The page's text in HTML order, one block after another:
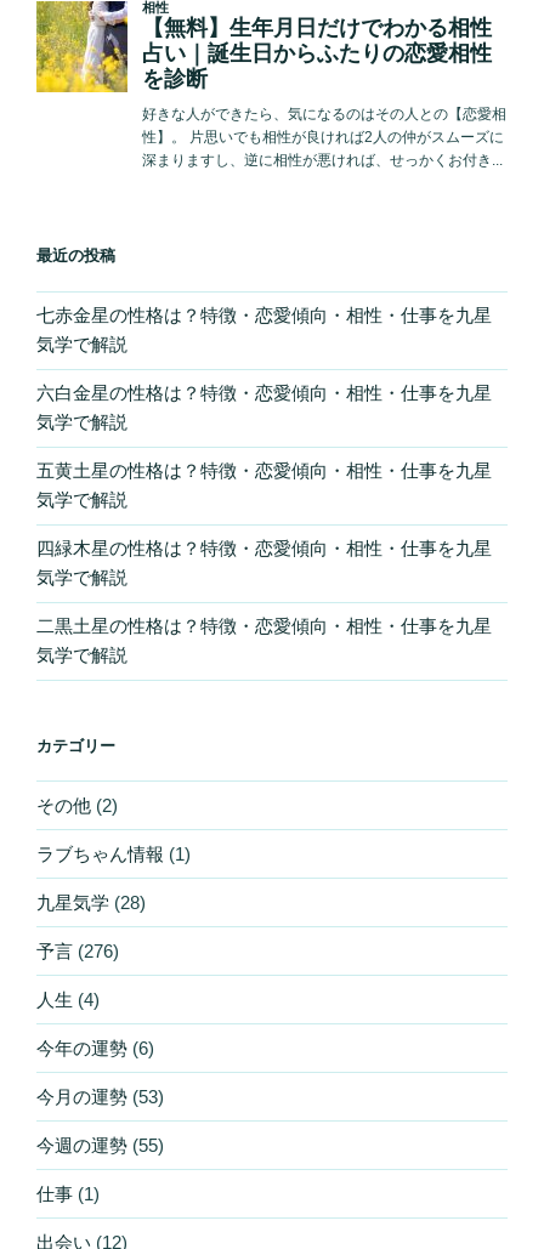
最近の投稿
七赤金星の性格は？特徴・恋愛傾向・相性・仕事を九星
気学で解説
六白金星の性格は？特徴・恋愛傾向・相性・仕事を九星
気学で解説
五黄土星の性格は？特徴・恋愛傾向・相性・仕事を九星
気学で解説
四緑木星の性格は？特徴・恋愛傾向・相性・仕事を九星
気学で解説
二黒土星の性格は？特徴・恋愛傾向・相性・仕事を九星
気学で解説
カテゴリー
その他 (2)
ラブちゃん情報 (1)
九星気学 (28)
予言 (276)
人生 (4)
今年の運勢 (6)
今月の運勢 (53)
今週の運勢 (55)
仕事 (1)
出会い (12)